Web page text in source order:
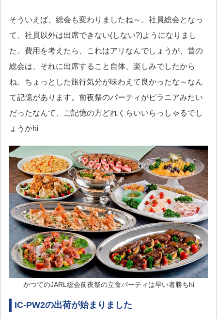
そういえば、総会も変わりましたね～。社員総会となっ
て、社員以外は出席できない(しない?)ようになりまし
た。費用を考えたら、これはアリなんでしょうが、昔の
総会は、それに出席すること自体、楽しみでしたから
ね。ちょっとした旅行気分が味わえて良かったな～なん
て記憶があります。前夜祭のパーティがピラニアみたい
だったなんて、ご記憶の方どれくらいいらっしゃるでし
ょうかhi
かつてのJARL総会前夜祭の立食パーティは早い者勝ちhi
IC-PW2の出荷が始まりました